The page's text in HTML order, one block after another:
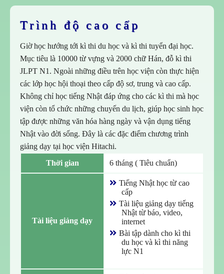
Trình độ cao cấp
Giờ học hướng tới kì thi du học và kì thi tuyển đại học.
Mục tiêu là 10000 từ vựng và 2000 chữ Hán, đỗ kì thi
JLPT N1. Ngoài những điều trên học viện còn thực hiện
các lớp học hội thoại theo cấp độ sơ, trung và cao cấp.
Không chỉ học tiếng Nhật đáp ứng cho các kì thi mà học
viện còn tổ chức những chuyến du lịch, giúp học sinh học
tập được những văn hóa hàng ngày và vận dụng tiếng
Nhật vào đời sống. Đây là các đặc điểm chương trình
giảng dạy tại học viện Hitachi.
Thời gian
6 tháng ( Tiêu chuẩn)
Tài liệu giảng dạy
Tiếng Nhật học từ cao
cấp
Tài liệu giảng dạy tiếng
Nhật từ báo, video,
internet
Bài tập dành cho kì thi
du học và kì thi năng
lực N1